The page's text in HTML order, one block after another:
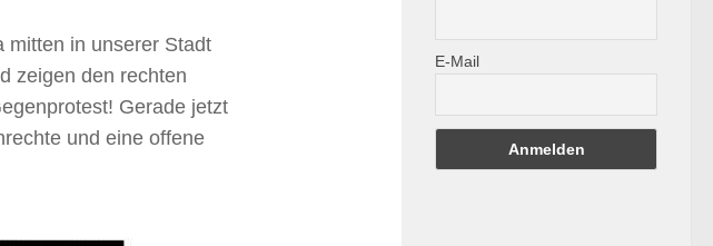
mitten in unserer Stadt
zeigen den rechten
Gerade jetzt
und eine offene
E-Mail